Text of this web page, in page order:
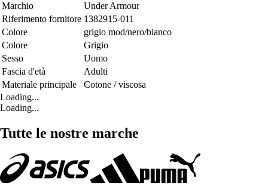
Marchio
Under Armour
Riferimento fornitore 1382915-011
Colore
grigio mod/nero/bianco
Colore
Grigio
Sesso
Uomo
Fascia d'età
Adulti
Materiale principale
Cotone / viscosa
Loading...
Loading...
Tutte le nostre marche